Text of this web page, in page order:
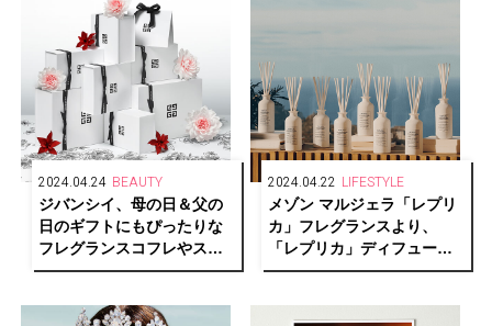
2024.04.24 BEAUTY
ジバンシイ、母の日＆父の
日のギフトにもぴったりな
フレグランスコフレやスキ
ンケアセットが限定登場
2024.04.22 LIFESTYLE
メゾン マルジェラ「レプリ
カ」フレグランスより、
「レプリカ」ディフューザ
ーに新しく5種の香りが登場